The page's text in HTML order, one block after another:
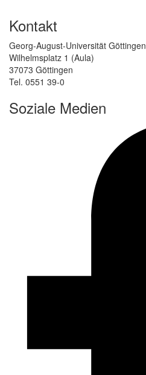
Kontakt
Georg-August-Universität Göttingen
Wilhelmsplatz 1 (Aula)
37073 Göttingen
Tel. 0551 39-0
Soziale Medien